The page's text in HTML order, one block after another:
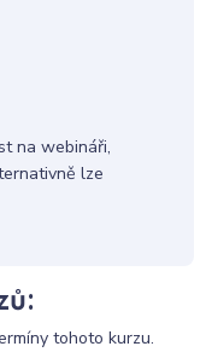
na webináři,
lze
tohoto kurzu.